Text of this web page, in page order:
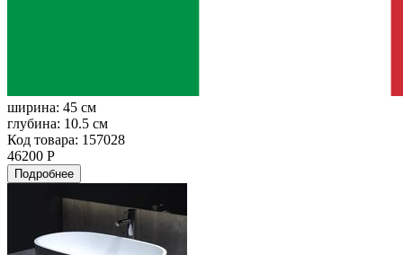
ширина: 45 см
глубина: 10.5 см
Код товара: 157028
46200 Р
Подробнее